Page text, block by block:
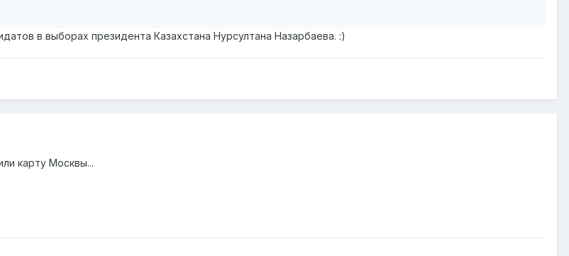
в выборах президента Казахстана Нурсултана Назарбаева. :)
карту Москвы...